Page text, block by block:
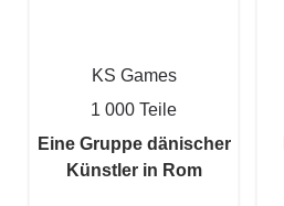
KS Games
1 000 Teile
Eine Gruppe dänischer
Künstler in Rom